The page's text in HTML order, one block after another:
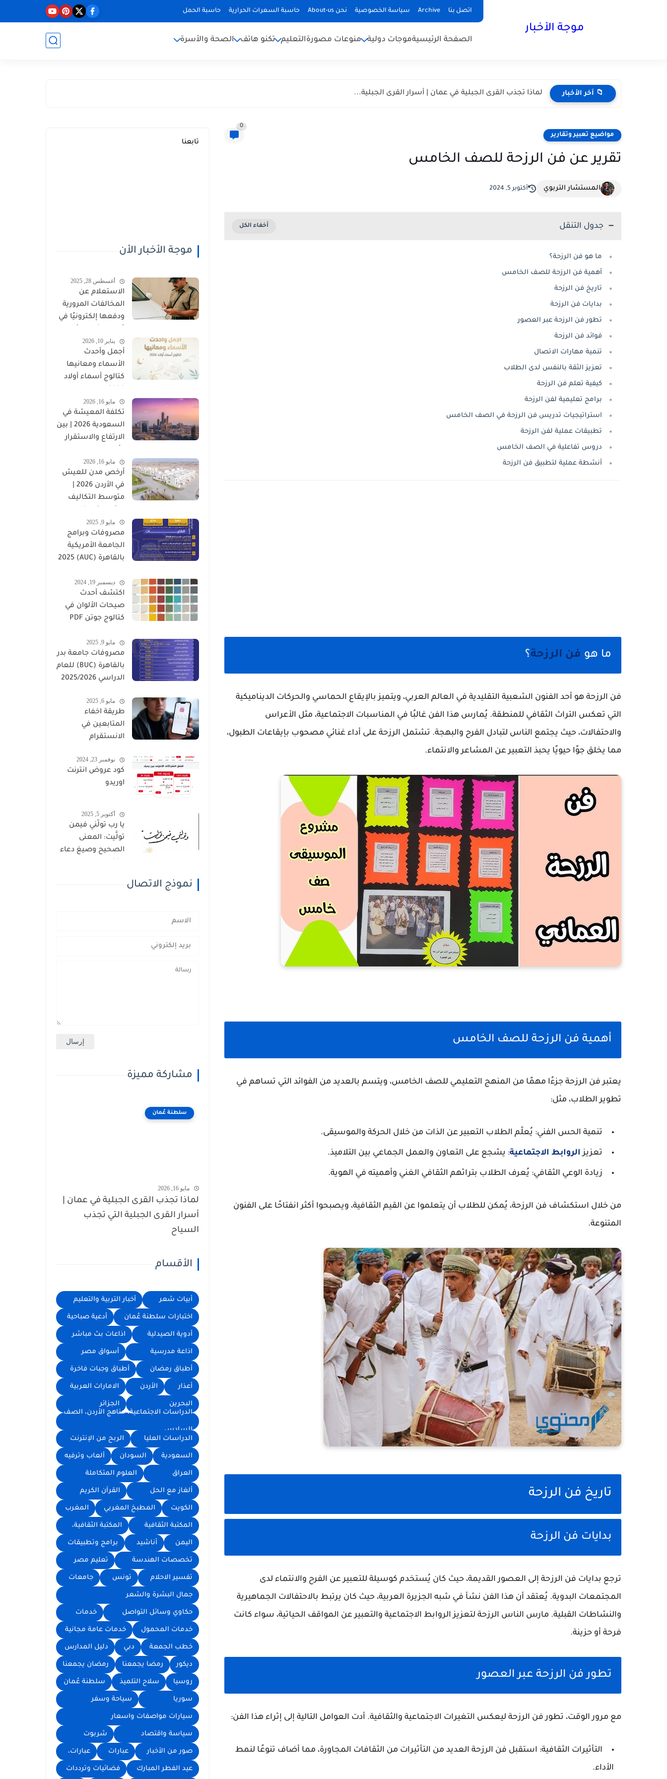
اتصل بنا Archive سياسة الخصوصية نحن About-us حاسبة السعرات الحرارية حاسبة الحمل
موجة الأخبار
الصفحة الرئيسيةموجات دولية منوعات مصورةالتعليم تكنو هاتف الصحة والأسرة
📁 آخر الأخبار لماذا تجذب القرى الجبلية في عمان | أسرار القرى الجبلية...
مواضيع تعبير وتقارير
0
تقرير عن فن الرزحة للصف الخامس
المستشار التربوي أكتوبر 5, 2024
جدول التنقل
ما هو فن الرزحة؟
أهمية فن الرزحة للصف الخامس
تاريخ فن الرزحة
بدايات فن الرزحة
تطور فن الرزحة عبر العصور
فوائد فن الرزحة
تنمية مهارات الاتصال
تعزيز الثقة بالنفس لدى الطلاب
كيفية تعلم فن الرزحة
برامج تعليمية لفن الرزحة
استراتيجيات تدريس فن الرزحة في الصف الخامس
تطبيقات عملية لفن الرزحة
دروس تفاعلية في الصف الخامس
أنشطة عملية لتطبيق فن الرزحة
ما هو فن الرزحة؟
فن الرزحة هو أحد الفنون الشعبية التقليدية في العالم العربي، ويتميز بالإيقاع الحماسي والحركات الديناميكية
التي تعكس التراث الثقافي للمنطقة. يُمارس هذا الفن غالبًا في المناسبات الاجتماعية، مثل الأعراس
والاحتفالات، حيث يجتمع الناس لتبادل الفرح والبهجة. تشتمل الرزحة على أداء غنائي مصحوب بإيقاعات الطبول،
مما يخلق جوًا حيويًا يحبذ التعبير عن المشاعر والانتماء.
أهمية فن الرزحة للصف الخامس
يعتبر فن الرزحة جزءًا مهمًا من المنهج التعليمي للصف الخامس، ويتسم بالعديد من الفوائد التي تساهم في
تطوير الطلاب، مثل:
تنمية الحس الفني: يُعلّم الطلاب التعبير عن الذات من خلال الحركة والموسيقى.
تعزيز الروابط الاجتماعية: يشجع على التعاون والعمل الجماعي بين التلاميذ.
زيادة الوعي الثقافي: يُعرف الطلاب بتراثهم الثقافي الغني وأهميته في الهوية.
من خلال استكشاف فن الرزحة، يُمكن للطلاب أن يتعلموا عن القيم الثقافية، ويصبحوا أكثر انفتاحًا على الفنون
المتنوعة.
تاريخ فن الرزحة
بدايات فن الرزحة
ترجع بدايات فن الرزحة إلى العصور القديمة، حيث كان يُستخدم كوسيلة للتعبير عن الفرح والانتماء لدى
المجتمعات البدوية. يُعتقد أن هذا الفن نشأ في شبه الجزيرة العربية، حيث كان يرتبط بالاحتفالات الجماهيرية
والنشاطات القبلية. مارس الناس الرزحة لتعزيز الروابط الاجتماعية والتعبير عن المواقف الحياتية، سواء كانت
فرحة أو حزينة.
تطور فن الرزحة عبر العصور
مع مرور الوقت، تطور فن الرزحة ليعكس التغيرات الاجتماعية والثقافية. أدت العوامل التالية إلى إثراء هذا الفن:
التأثيرات الثقافية: استقبل فن الرزحة العديد من التأثيرات من الثقافات المجاورة، مما أضاف تنوعًا لنمط
الأداء.
تابعنا
موجة الأخبار الأن
أغسطس 28, 2025
الاستعلام عن
المخالفات المرورية
ودفعها إلكترونيًا في
السلطانية)
يناير 10, 2026
أجمل وأحدث
الأسماء ومعانيها
كتالوج أسماء أولاد
مايو 16, 2026
تكلفة المعيشة في
السعودية 2026 | بين
الارتفاع والاستقرار
المؤثرة
مايو 16, 2026
أرخص مدن للعيش
متوسط التكاليف
مايو 9, 2025
مصروفات وبرامج
الجامعة الأمريكية
بالقاهرة (AUC) 2025
ديسمبر 19, 2024
اكتشف أحدث
صيحات الألوان في
كتالوج جوتن PDF
مايو 9, 2025
مصروفات جامعة بدر
بالقاهرة (BUC) للعام
الدراسي 2025/2026
مايو 6, 2025
طريقة اخفاء
المتابعين في
الانستقرام
نوفمبر 23, 2024
كود عروض انترنت
اوريدو
أكتوبر 5, 2025
يا رب تولَّني فيمن
تولَّيت: المعنى
الصحيح وصيغ دعاء
نموذج الاتصال
مشاركة مميزة
سلطنة عُمان
مايو 16, 2026
لماذا تجذب القرى الجبلية في عمان |
أسرار القرى الجبلية التي تجذب
السياح
الأقسام
أبيات شعر أخبار التربية والتعليم
اختبارات سلطنة عُمان أدعية صباحية
أدوية الصيدلية اذاعات بث مباشر
اذاعة مدرسية أسواق مصر
أطباق رمضان أطباق وجبات فاخرة
أعذار الأردن الامارات العربية
البحرين
الجزائر
الدراسات الاجتماعية، مناهج الأردن، الصف
السادس
الدراسات العليا
الربح من الإنترنت
السعودية السودان ألعاب وترفيه
العراق العلوم المتكاملة
ألغاز مع الحل القرآن الكريم
الكويت المطبخ المغربي المغرب
المكتبة الثقافية المكتبة الثقافية،
اليمن أناشيد برامج وتطبيقات
تخصصات الهندسة تعليم مصر
تفسير الاحلام تونس جامعات
جمال البشرة والشعر
حكاوي وسائل التواصل خدمات
خدمات المحمول خدمات عامة مجانية
خطب الجمعة دبي دليل المدارس
ديكور رمضا يجمعنا رمضان يجمعنا
روسيا سلاح التلميذ سلطنة عُمان
سوريا سياحة وسفر
سيارات مواصفات واسعار
سياسة واقتصاد شربوت
صور من الأخبار عبارات عبارات،
عيد الفطر المبارك فضائيات وترددات